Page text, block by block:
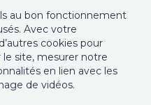
5
au bon fonctionnement
Avec votre
cookies pour
site, mesurer notre
en lien avec les
de vidéos.
wauters.be